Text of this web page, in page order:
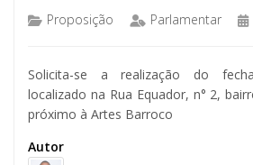
Proposição Parlamentar
Solicita-se a realização do
localizado na Rua Equador, n° 2,
próximo à Artes Barroco
Autor